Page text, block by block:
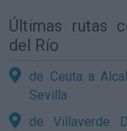
Últimas rutas
del Río
de Ceuta a
Sevilla
de Villaverde